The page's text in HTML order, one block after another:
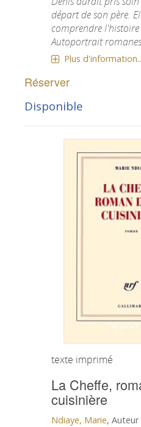
départ de son père.
comprendre l'histoire
Autoportrait
Plus
Réserver
Disponible
texte imprimé
La Cheffe,
cuisinière
Ndiaye, Marie, Auteur